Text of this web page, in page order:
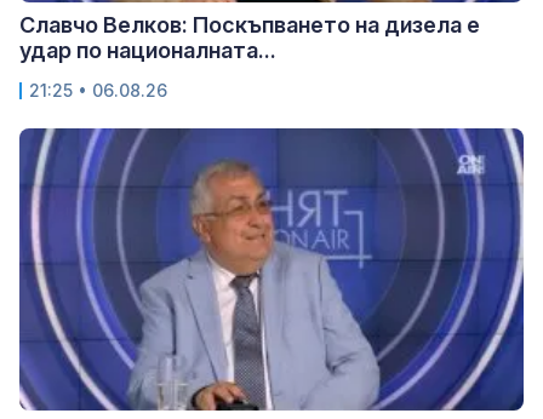
Славчо Велков: Поскъпването на дизела е
удар по националната...
21:25 • 06.08.26